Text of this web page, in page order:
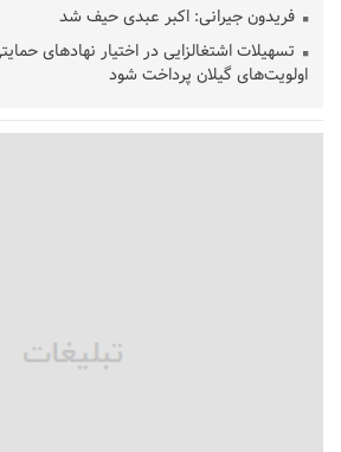
فریدون جیرانی: اکبر عبدی حیف شد
تسهیلات اشتغالزایی در اختیار نهادهای
اولویت‌های گیلان پرداخت شود
قلعه‌نویی مشخص شد